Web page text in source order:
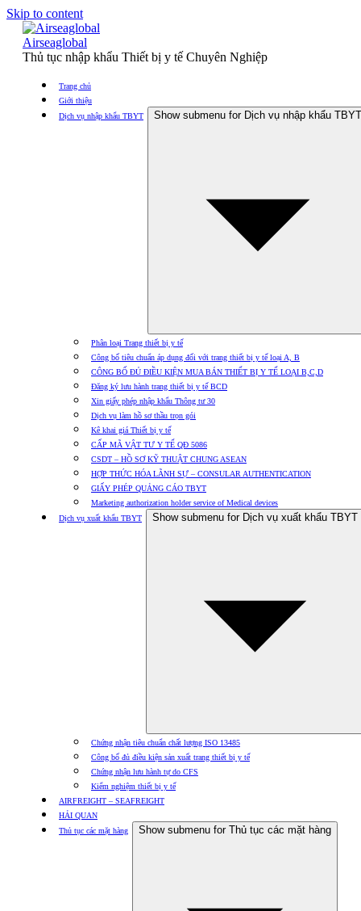
Skip to content
Airseaglobal
Thủ tục nhập khẩu Thiết bị y tế Chuyên Nghiệp
Trang chủ
Giới thiệu
Dịch vụ nhập khẩu TBYT
Show submenu for Dịch vụ nhập khẩu TBYT
Phân loại Trang thiết bị y tế
Công bố tiêu chuẩn áp dụng đối với trang thiết bị y tế loại A, B
CÔNG BỐ ĐỦ ĐIỀU KIỆN MUA BÁN THIẾT BỊ Y TẾ LOẠI B,C,D
Đăng ký lưu hành trang thiết bị y tế BCD
Xin giấy phép nhập khẩu Thông tư 30
Dịch vụ làm hồ sơ thầu trọn gói
Kê khai giá Thiết bị y tế
CẤP MÃ VẬT TƯ Y TẾ QĐ 5086
CSDT – HỒ SƠ KỸ THUẬT CHUNG ASEAN
HỢP THỨC HÓA LÃNH SỰ – CONSULAR AUTHENTICATION
GIẤY PHÉP QUẢNG CÁO TBYT
Marketing authorization holder service of Medical devices
Dịch vụ xuất khẩu TBYT
Show submenu for Dịch vụ xuất khẩu TBYT
Chứng nhận tiêu chuẩn chất lượng ISO 13485
Công bố đủ điều kiện sản xuất trang thiết bị y tế
Chứng nhận lưu hành tự do CFS
Kiểm nghiệm thiết bị y tế
AIRFREIGHT – SEAFREIGHT
HẢI QUAN
Thủ tục các mặt hàng
Show submenu for Thủ tục các mặt hàng